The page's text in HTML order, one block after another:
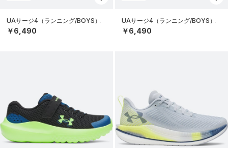
UAサージ4（ランニング/BOYS）
￥6,490
UAサージ4（ランニング/BOYS）
￥6,490